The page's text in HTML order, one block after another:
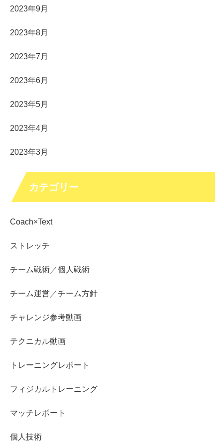
2023年9月
2023年8月
2023年7月
2023年6月
2023年5月
2023年4月
2023年3月
カテゴリー
Coach×Text
ストレッチ
チーム戦術／個人戦術
チーム運営／チーム方針
チャレンジ参考動画
テクニカル動画
トレーニングレポート
フィジカルトレーニング
マッチレポート
個人技術